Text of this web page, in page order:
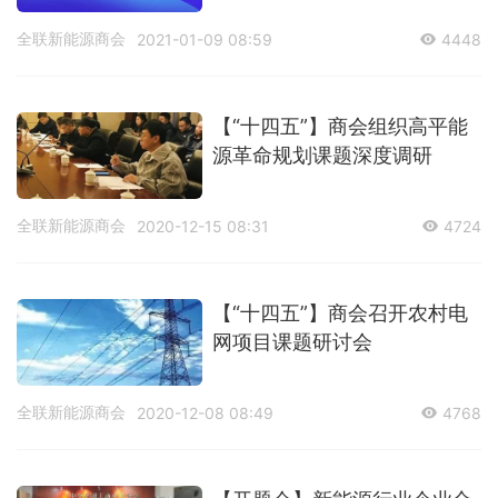
全联新能源商会 2021-01-09 08:59 4448
【“十四五”】商会组织高平能
源革命规划课题深度调研
全联新能源商会 2020-12-15 08:31 4724
【“十四五”】商会召开农村电
网项目课题研讨会
全联新能源商会 2020-12-08 08:49 4768